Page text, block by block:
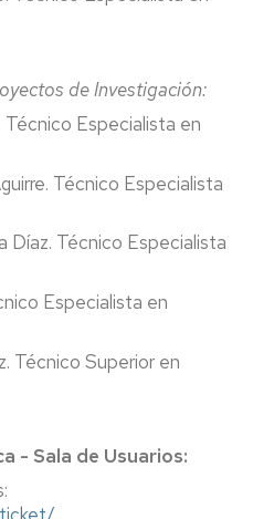
de Investigación:
Técnico Especialista en
Técnico Especialista
Díaz. Técnico Especialista
Especialista en
Técnico Superior en
- Sala de Usuarios: